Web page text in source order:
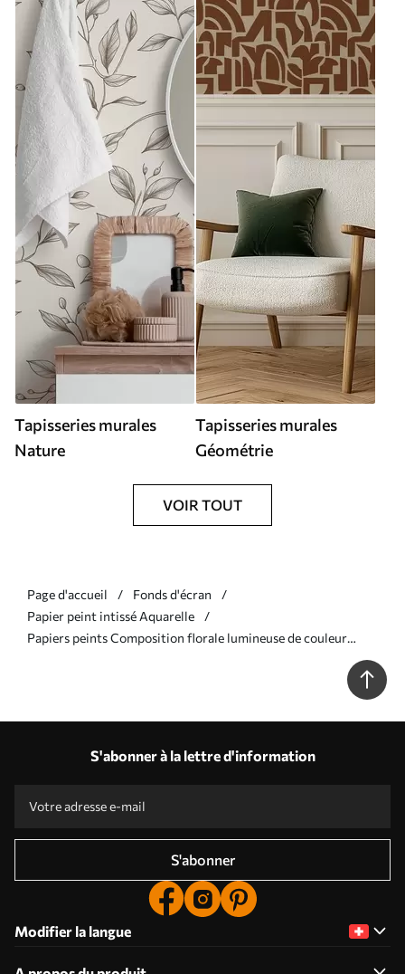
Tapisseries murales
Nature
Tapisseries murales
Géométrie
VOIR TOUT
Page d'accueil
Fonds d'écran
Papier peint intissé Aquarelle
Papiers peints Composition florale lumineuse de couleur
S'abonner à la lettre d'information
S'abonner
Modifier la langue